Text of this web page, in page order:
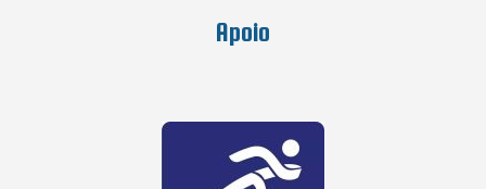
Apoio